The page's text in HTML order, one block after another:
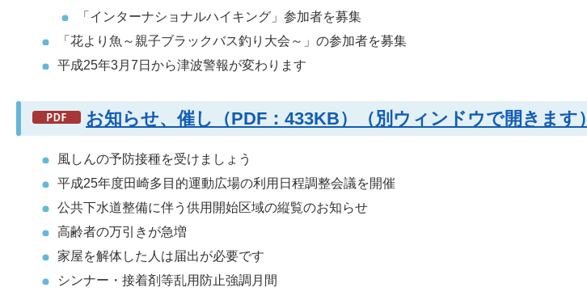
「インターナショナルハイキング」参加者を募集
「花より魚～親子ブラックバス釣り大会～」の参加者を募集
平成25年3月7日から津波警報が変わります
お知らせ、催し（PDF：433KB）（別ウィンドウで開きます）
風しんの予防接種を受けましょう
平成25年度田崎多目的運動広場の利用日程調整会議を開催
公共下水道整備に伴う供用開始区域の縦覧のお知らせ
高齢者の万引きが急増
家屋を解体した人は届出が必要です
シンナー・接着剤等乱用防止強調月間